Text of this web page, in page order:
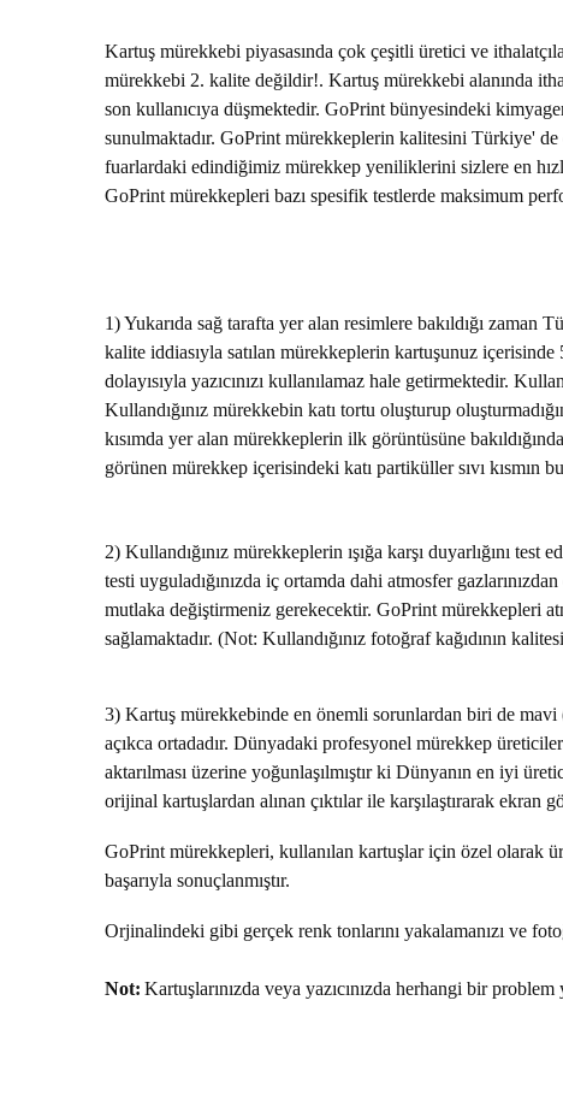
Kartuş mürekkebi piyasasında çok çeşitli üretici ve
mürekkebi 2. kalite değildir!. Kartuş mürekkebi alanında
son kullanıcıya düşmektedir. GoPrint bünyesindeki
sunulmaktadır. GoPrint mürekkeplerin kalitesini Türkiye'
fuarlardaki edindiğimiz mürekkep yeniliklerini sizlere en
GoPrint mürekkepleri bazı spesifik testlerde maksimum
1) Yukarıda sağ tarafta yer alan resimlere bakıldığı
kalite iddiasıyla satılan mürekkeplerin kartuşunuz
dolayısıyla yazıcınızı kullanılamaz hale getirmektedir.
Kullandığınız mürekkebin katı tortu oluşturup
kısımda yer alan mürekkeplerin ilk görüntüsüne
görünen mürekkep içerisindeki katı partiküller sıvı
2) Kullandığınız mürekkeplerin ışığa karşı duyarlığını
testi uyguladığınızda iç ortamda dahi atmosfer
mutlaka değiştirmeniz gerekecektir. GoPrint mürekkepleri
sağlamaktadır. (Not: Kullandığınız fotoğraf kağıdının
3) Kartuş mürekkebinde en önemli sorunlardan biri de mavi
açıkca ortadadır. Dünyadaki profesyonel mürekkep
aktarılması üzerine yoğunlaşılmıştır ki Dünyanın en iyi
orijinal kartuşlardan alınan çıktılar ile karşılaştırarak
GoPrint mürekkepleri, kullanılan kartuşlar için özel olarak
başarıyla sonuçlanmıştır.
Orjinalindeki gibi gerçek renk tonlarını yakalamanızı ve
Not: Kartuşlarınızda veya yazıcınızda herhangi bir